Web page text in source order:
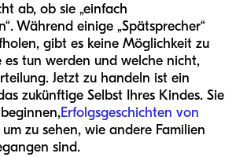
ab, ob sie „einfach
Während einige „Spätsprecher“
gibt es keine Möglichkeit zu
es tun werden und welche nicht,
Jetzt zu handeln ist ein
zukünftige Selbst Ihres Kindes. Sie
Erfolgsgeschichten von
um zu sehen, wie andere Familien
sind.